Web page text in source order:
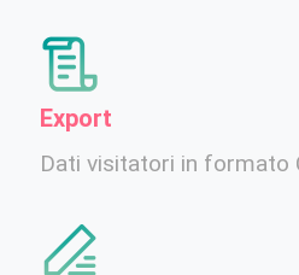
Export
Dati visitatori in formato